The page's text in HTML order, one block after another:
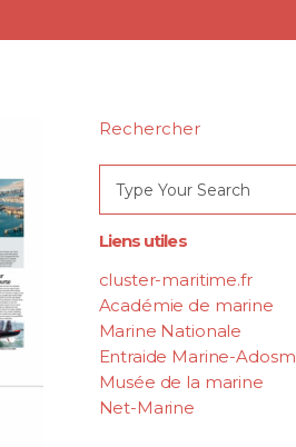
Rechercher
for:
Liens utiles
cluster-maritime.fr
Académie de marine
Marine Nationale
Entraide Marine-Adosm
Musée de la marine
Net-Marine